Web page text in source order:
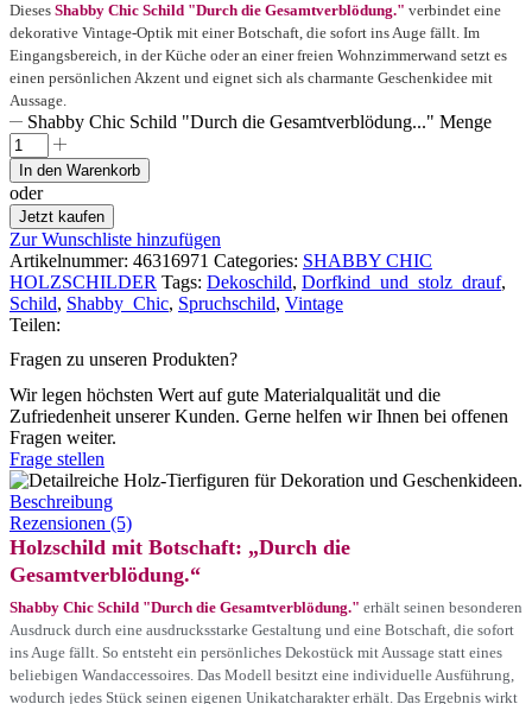
Dieses Shabby Chic Schild "Durch die Gesamtverblödung." verbindet eine
dekorative Vintage-Optik mit einer Botschaft, die sofort ins Auge fällt. Im
Eingangsbereich, in der Küche oder an einer freien Wohnzimmerwand setzt es
einen persönlichen Akzent und eignet sich als charmante Geschenkidee mit
Aussage.
Shabby Chic Schild "Durch die Gesamtverblödung..." Menge
In den Warenkorb
oder
Jetzt kaufen
Zur Wunschliste hinzufügen
Artikelnummer: 46316971 Categories: SHABBY CHIC
HOLZSCHILDER Tags: Dekoschild, Dorfkind_und_stolz_drauf,
Schild, Shabby_Chic, Spruchschild, Vintage
Teilen:
Fragen zu unseren Produkten?
Wir legen höchsten Wert auf gute Materialqualität und die
Zufriedenheit unserer Kunden. Gerne helfen wir Ihnen bei offenen
Fragen weiter.
Frage stellen
Beschreibung
Rezensionen (5)
Holzschild mit Botschaft: „Durch die
Gesamtverblödung.“
Shabby Chic Schild "Durch die Gesamtverblödung." erhält seinen besonderen
Ausdruck durch eine ausdrucksstarke Gestaltung und eine Botschaft, die sofort
ins Auge fällt. So entsteht ein persönliches Dekostück mit Aussage statt eines
beliebigen Wandaccessoires. Das Modell besitzt eine individuelle Ausführung,
wodurch jedes Stück seinen eigenen Unikatcharakter erhält. Das Ergebnis wirkt